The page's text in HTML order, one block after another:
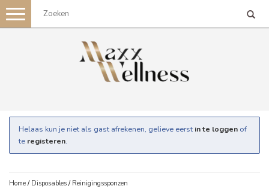
Toggle
navigation
Helaas kun je niet als gast afrekenen, gelieve eerst in te loggen of
te registeren.
Home / Disposables / Reinigingssponzen